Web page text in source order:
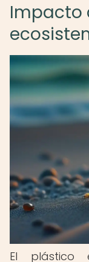
Impacto
El plástico